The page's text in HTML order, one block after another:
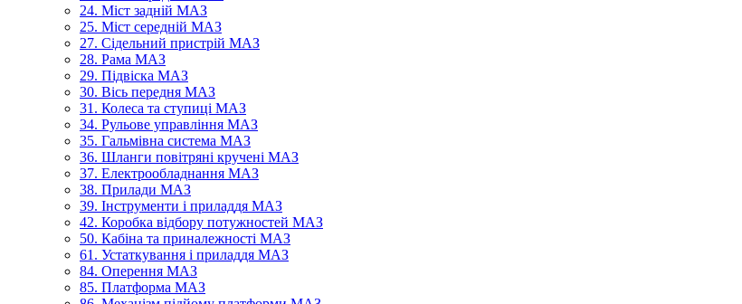
24. Міст задній МАЗ
25. Міст середній МАЗ
27. Сідельний пристрій МАЗ
28. Рама МАЗ
29. Підвіска МАЗ
30. Вісь передня МАЗ
31. Колеса та ступиці МАЗ
34. Рульове управління МАЗ
35. Гальмівна система МАЗ
36. Шланги повітряні кручені МАЗ
37. Електрообладнання МАЗ
38. Прилади МАЗ
39. Інструменти і приладдя МАЗ
42. Коробка відбору потужностей МАЗ
50. Кабіна та приналежності МАЗ
61. Устаткування і приладдя МАЗ
84. Оперення МАЗ
85. Платформа МАЗ